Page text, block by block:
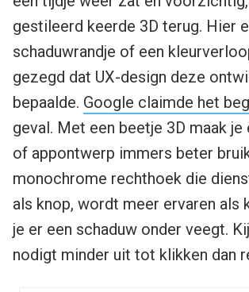
gestileerd keerde 3D terug. Hier
schaduwrandje of een
gezegd dat UX-design deze
bepaalde. Google claimde het
geval. Met een beetje 3D maak
of appontwerp immers beter
monochrome rechthoek die
als knop, wordt meer ervaren als
je er een schaduw onder veegt.
nodigt minder uit tot klikken dan